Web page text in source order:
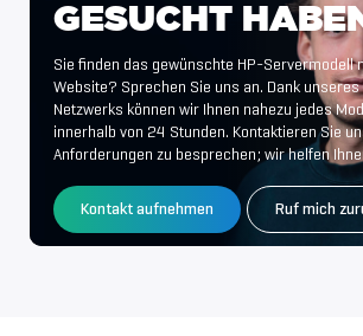
GESUCHT
Sie finden das gewünschte HP-Servermodell
Website? Sprechen Sie uns an. Dank
Netzwerks können wir Ihnen nahezu jedes
innerhalb von 24 Stunden. Kontaktieren Sie
Anforderungen zu besprechen; wir helfen
Kontakt aufnehmen Ruf mich